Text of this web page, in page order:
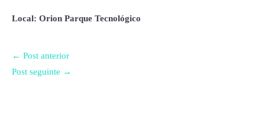
Local: Orion Parque Tecnológico
← Post anterior
Post seguinte →